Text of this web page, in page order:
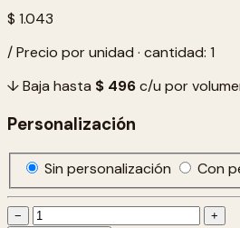
$ 1.043
/ Precio por unidad · cantidad: 1
↓ Baja hasta $ 496c/u por
Personalización
Sin personalización Con
−
+